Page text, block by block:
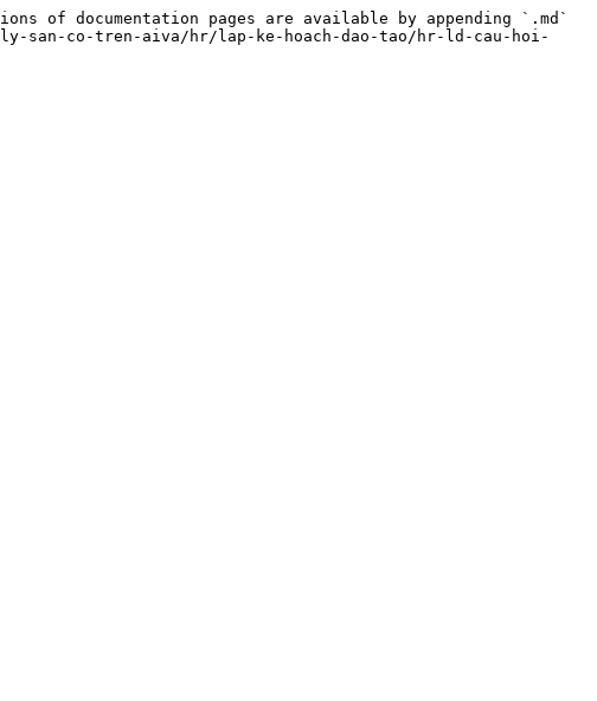
of documentation pages are available by appending `.md`
san-co-tren-aiva/hr/lap-ke-hoach-dao-tao/hr-ld-cau-hoi-